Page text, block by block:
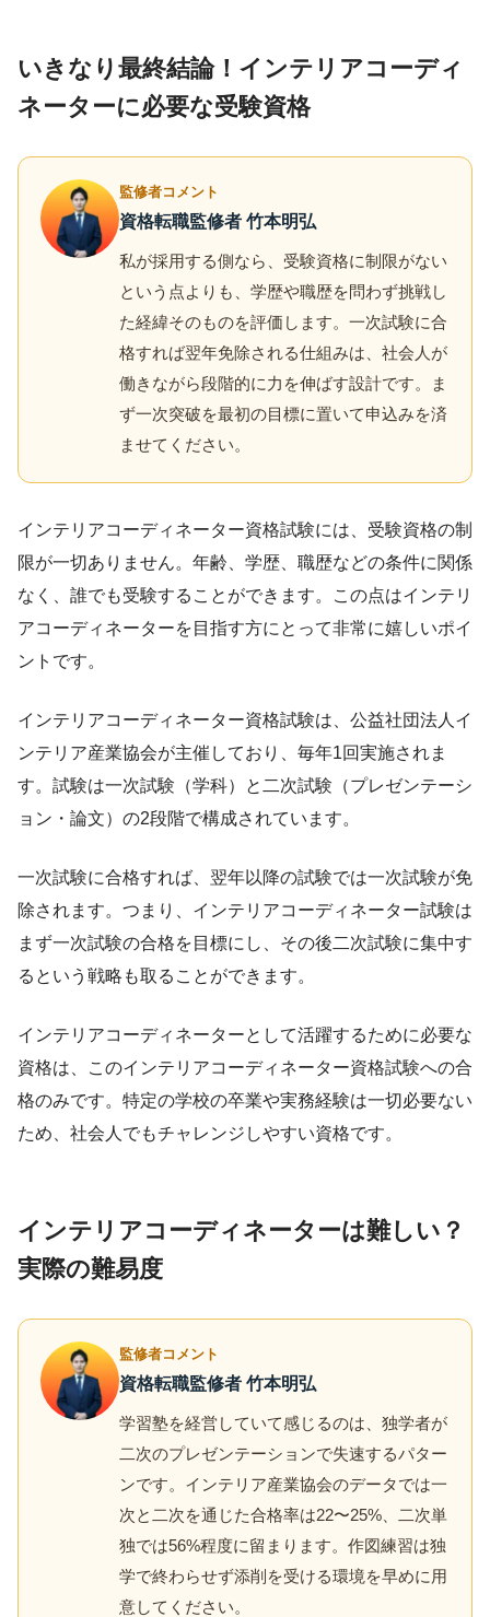
いきなり最終結論！インテリアコーディ
ネーターに必要な受験資格
監修者コメント
資格転職監修者 竹本明弘
私が採用する側なら、受験資格に制限がない
という点よりも、学歴や職歴を問わず挑戦し
た経緯そのものを評価します。一次試験に合
格すれば翌年免除される仕組みは、社会人が
働きながら段階的に力を伸ばす設計です。ま
ず一次突破を最初の目標に置いて申込みを済
ませてください。
インテリアコーディネーター資格試験には、受験資格の制
限が一切ありません。年齢、学歴、職歴などの条件に関係
なく、誰でも受験することができます。この点はインテリ
アコーディネーターを目指す方にとって非常に嬉しいポイ
ントです。
インテリアコーディネーター資格試験は、公益社団法人イ
ンテリア産業協会が主催しており、毎年1回実施されま
す。試験は一次試験（学科）と二次試験（プレゼンテーシ
ョン・論文）の2段階で構成されています。
一次試験に合格すれば、翌年以降の試験では一次試験が免
除されます。つまり、インテリアコーディネーター試験は
まず一次試験の合格を目標にし、その後二次試験に集中す
るという戦略も取ることができます。
インテリアコーディネーターとして活躍するために必要な
資格は、このインテリアコーディネーター資格試験への合
格のみです。特定の学校の卒業や実務経験は一切必要ない
ため、社会人でもチャレンジしやすい資格です。
インテリアコーディネーターは難しい？
実際の難易度
監修者コメント
資格転職監修者 竹本明弘
学習塾を経営していて感じるのは、独学者が
二次のプレゼンテーションで失速するパター
ンです。インテリア産業協会のデータでは一
次と二次を通じた合格率は22〜25%、二次単
独では56%程度に留まります。作図練習は独
学で終わらせず添削を受ける環境を早めに用
意してください。